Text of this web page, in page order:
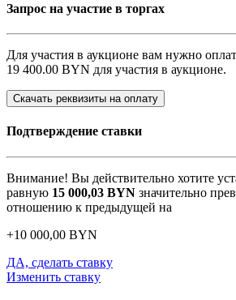
Запрос на участие в торгах
Для участия в аукционе вам нужно
19 400.00 BYN для участия в аукционе.
Скачать реквизиты на оплату
Подтверждение ставки
Внимание! Вы действительно хотите
равную 15 000,03 BYN значительно
отношению к предыдущей на
+10 000,00 BYN
ДА, сделать ставку
Изменить ставку